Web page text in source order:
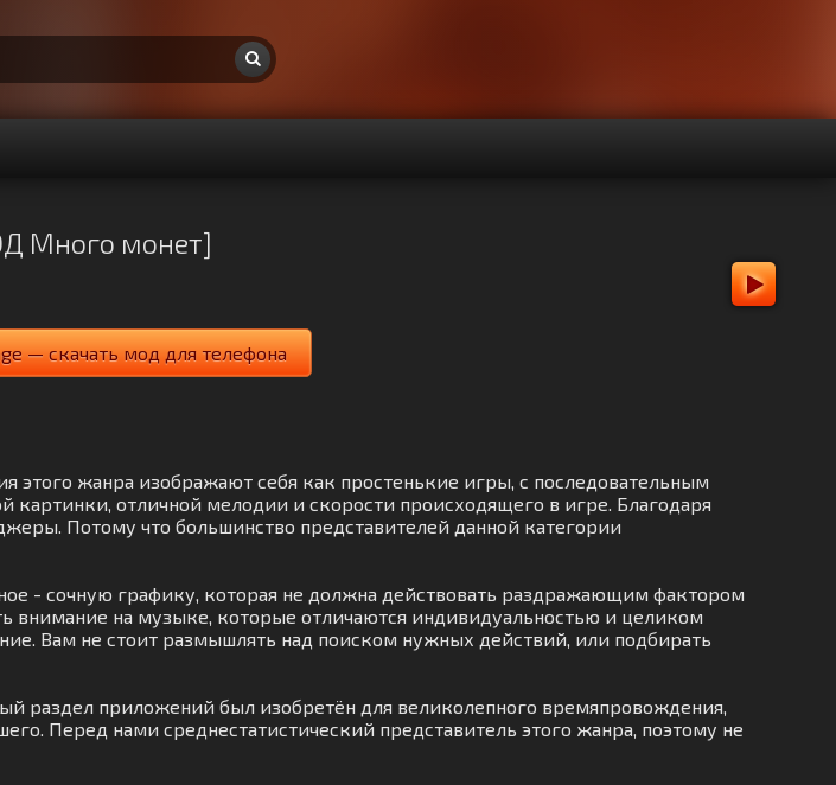
Много монет]
— скачать мод для телефона
этого жанра изображают себя как простенькие игры, с последовательным
отличной мелодии и скорости происходящего в игре. Благодаря
Потому что большинство представителей данной категории
- сочную графику, которая не должна действовать раздражающим фактором
внимание на музыке, которые отличаются индивидуальностью и целиком
Вам не стоит размышлять над поиском нужных действий, или подбирать
раздел приложений был изобретён для великолепного времяпровождения,
Перед нами среднестатистический представитель этого жанра, поэтому не